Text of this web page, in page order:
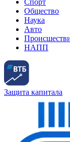
Спорт
Общество
Наука
Авто
НАПП
Защита капитала